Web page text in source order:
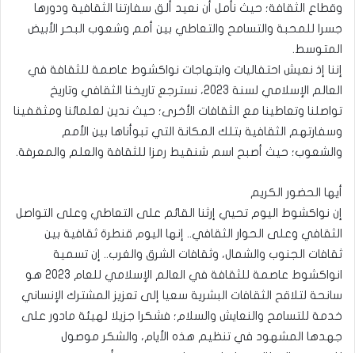
وقطاع الثقافة؛ حيث نأمل أن نعيد ألق سفارتنا الثقافية ودورها
جسرا للمحبة والتسامح والتعاطي بين أمم وشعوب البحر الأبيض
المتوسط.
إننا إذ نعيش احتفاليات وابتهاجات نواكشوط عاصمة للثقافة في
العالم الإسلامي لسنة 2023، نسترجع تاريخنا الثقافي وتاريخ
تواصلنا وتعاطينا مع الثقافات الأخرى؛ حيث ندين لعلمائنا ومثقفينا
وسفارتهم الثقافية بتلك المكانة التي تبوأناها بين الأمم
والشعوب؛ حيث أصبح اسم شنقيط رمزا للثقافة والعلم والمعرفة.
أيها الحضور الكريم
إن نواكشوط اليوم تحيي إرثنا القائم على التعاطي وعلى التواصل
الثقافي وعلى الحوار الثقافي.. إنها اليوم قنطرة ثقافية بين
ثقافات الجنوب والشمال، وثقافات الشرق والغرب.. إن تسمية
انواكشوط عاصمة للثقافة في العالم الإسلامي للعام 2023 هو
سانحة لتلاقح الثقافات البشرية سعيا إلى تعزيز المشترك الإنساني
خدمة للتسامح والنعايش والسلام؛ فشكرا جزيلا لهيئة مادور على
جهدها المشهود في تنظيم هذه الأيام، والشكر موصول